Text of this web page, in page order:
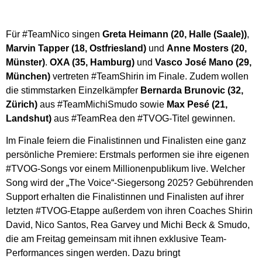
Für #TeamNico singen Greta Heimann (20, Halle (Saale)),
Marvin Tapper (18, Ostfriesland) und Anne Mosters (20,
Münster). OXA (35, Hamburg) und Vasco José Mano (29,
München) vertreten #TeamShirin im Finale. Zudem wollen
die stimmstarken Einzelkämpfer Bernarda Brunovic (32,
Zürich) aus #TeamMichiSmudo sowie Max Pesé (21,
Landshut) aus #TeamRea den #TVOG-Titel gewinnen.
Im Finale feiern die Finalistinnen und Finalisten eine ganz
persönliche Premiere: Erstmals performen sie ihre eigenen
#TVOG-Songs vor einem Millionenpublikum live. Welcher
Song wird der „The Voice“-Siegersong 2025? Gebührenden
Support erhalten die Finalistinnen und Finalisten auf ihrer
letzten #TVOG-Etappe außerdem von ihren Coaches Shirin
David, Nico Santos, Rea Garvey und Michi Beck & Smudo,
die am Freitag gemeinsam mit ihnen exklusive Team-
Performances singen werden. Dazu bringt